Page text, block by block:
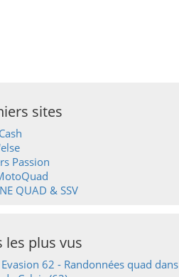
sites
Passion
QUAD & SSV
les plus vus
62 - Randonnées quad dans